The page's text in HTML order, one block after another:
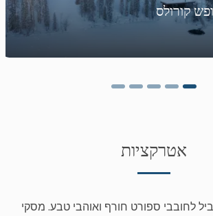
קורולס
אטרקציות
לחובבי ספורט חורף ואוהבי טבע. מסקי